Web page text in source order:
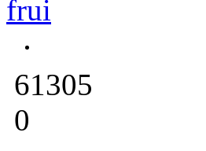
frui
61305
0